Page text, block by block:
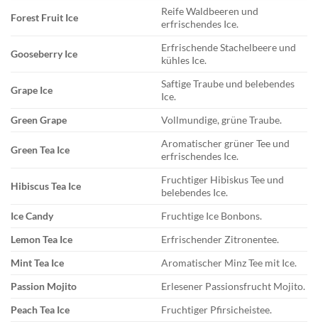
Forest Fruit Ice
Reife Waldbeeren und
erfrischendes Ice.
Gooseberry Ice
Erfrischende Stachelbeere und
kühles Ice.
Grape Ice
Saftige Traube und belebendes
Ice.
Green Grape
Vollmundige, grüne Traube.
Green Tea Ice
Aromatischer grüner Tee und
erfrischendes Ice.
Hibiscus Tea Ice
Fruchtiger Hibiskus Tee und
belebendes Ice.
Ice Candy
Fruchtige Ice Bonbons.
Lemon Tea Ice
Erfrischender Zitronentee.
Mint Tea Ice
Aromatischer Minz Tee mit Ice.
Passion Mojito
Erlesener Passionsfrucht Mojito.
Peach Tea Ice
Fruchtiger Pfirsicheistee.